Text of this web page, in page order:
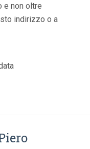
e non oltre
indirizzo o a